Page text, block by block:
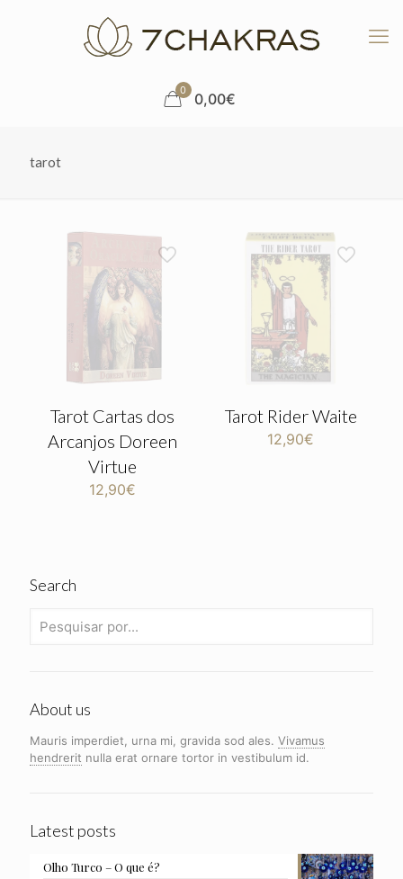
0 0,00€
tarot
Tarot Cartas dos
Arcanjos Doreen
Virtue
12,90€
Tarot Rider Waite
12,90€
Search
About us
Mauris imperdiet, urna mi, gravida sod ales. Vivamus
hendrerit nulla erat ornare tortor in vestibulum id.
Latest posts
Olho Turco – O que é?